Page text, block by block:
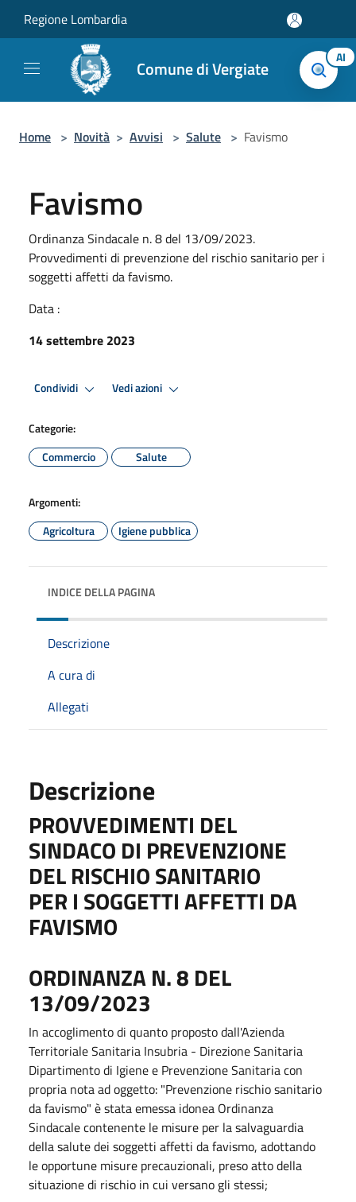
Regione Lombardia
Comune di Vergiate AI
Home > Novità > Avvisi > Salute > Favismo
Favismo
Ordinanza Sindacale n. 8 del 13/09/2023.
Provvedimenti di prevenzione del rischio sanitario per i
soggetti affetti da favismo.
Data :
14 settembre 2023
Condividi Vedi azioni
Categorie:
Commercio
Salute
Argomenti:
Agricoltura
Igiene pubblica
INDICE DELLA PAGINA
Descrizione
A cura di
Allegati
Descrizione
PROVVEDIMENTI DEL
SINDACO DI PREVENZIONE
DEL RISCHIO SANITARIO
PER I SOGGETTI AFFETTI DA
FAVISMO
ORDINANZA N. 8 DEL
13/09/2023
In accoglimento di quanto proposto dall'Azienda
Territoriale Sanitaria Insubria - Direzione Sanitaria
Dipartimento di Igiene e Prevenzione Sanitaria con
propria nota ad oggetto: "Prevenzione rischio sanitario
da favismo" è stata emessa idonea Ordinanza
Sindacale contenente le misure per la salvaguardia
della salute dei soggetti affetti da favismo, adottando
le opportune misure precauzionali, preso atto della
situazione di rischio in cui versano gli stessi;